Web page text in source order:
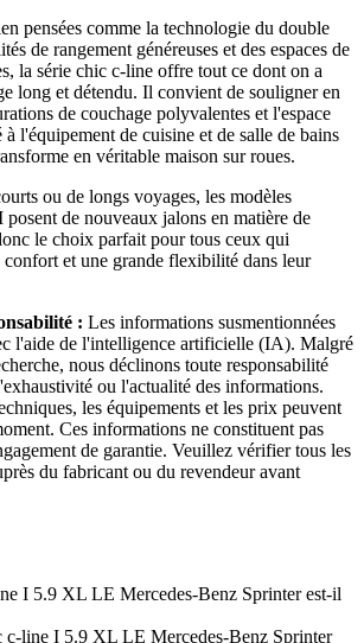
pensées comme la technologie du double
de rangement généreuses et des espaces de
la série chic c-line offre tout ce dont on a
long et détendu. Il convient de souligner en
de couchage polyvalentes et l'espace
à l'équipement de cuisine et de salle de bains
en véritable maison sur roues.
ou de longs voyages, les modèles
de nouveaux jalons en matière de
le choix parfait pour tous ceux qui
confort et une grande flexibilité dans leur
: Les informations susmentionnées
l'aide de l'intelligence artificielle (IA). Malgré
nous déclinons toute responsabilité
ou l'actualité des informations.
les équipements et les prix peuvent
Ces informations ne constituent pas
de garantie. Veuillez vérifier tous les
du fabricant ou du revendeur avant
I 5.9 XL LE Mercedes-Benz Sprinter est-il
c-line I 5.9 XL LE Mercedes-Benz Sprinter